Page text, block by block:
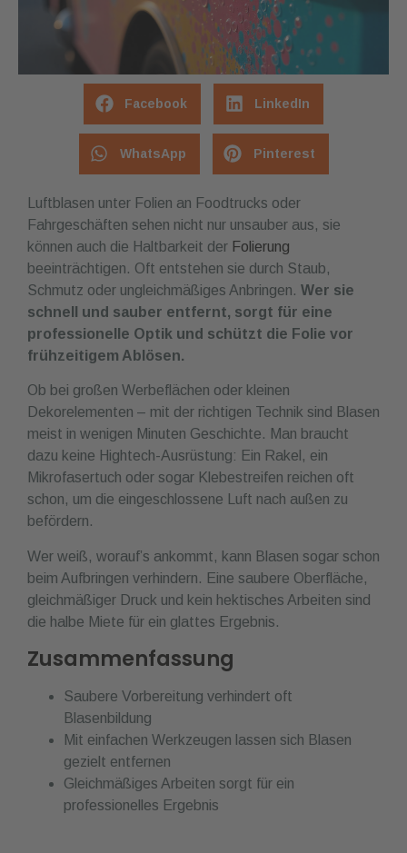
Facebook LinkedIn
WhatsApp Pinterest
Luftblasen unter Folien an Foodtrucks oder
Fahrgeschäften sehen nicht nur unsauber aus, sie
können auch die Haltbarkeit der Folierung
beeinträchtigen. Oft entstehen sie durch Staub,
Schmutz oder ungleichmäßiges Anbringen. Wer sie
schnell und sauber entfernt, sorgt für eine
professionelle Optik und schützt die Folie vor
frühzeitigem Ablösen.
Ob bei großen Werbeflächen oder kleinen
Dekorelementen – mit der richtigen Technik sind Blasen
meist in wenigen Minuten Geschichte. Man braucht
dazu keine Hightech-Ausrüstung: Ein Rakel, ein
Mikrofasertuch oder sogar Klebestreifen reichen oft
schon, um die eingeschlossene Luft nach außen zu
befördern.
Wer weiß, worauf’s ankommt, kann Blasen sogar schon
beim Aufbringen verhindern. Eine saubere Oberfläche,
gleichmäßiger Druck und kein hektisches Arbeiten sind
die halbe Miete für ein glattes Ergebnis.
Zusammenfassung
Saubere Vorbereitung verhindert oft
Blasenbildung
Mit einfachen Werkzeugen lassen sich Blasen
gezielt entfernen
Gleichmäßiges Arbeiten sorgt für ein
professionelles Ergebnis